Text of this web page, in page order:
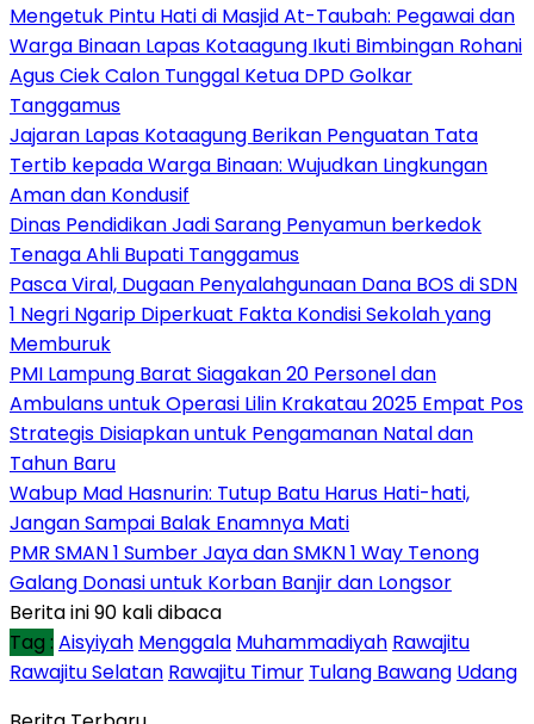
Mengetuk Pintu Hati di Masjid At-Taubah: Pegawai dan
Warga Binaan Lapas Kotaagung Ikuti Bimbingan Rohani
Agus Ciek Calon Tunggal Ketua DPD Golkar
Tanggamus
Jajaran Lapas Kotaagung Berikan Penguatan Tata
Tertib kepada Warga Binaan: Wujudkan Lingkungan
Aman dan Kondusif
Dinas Pendidikan Jadi Sarang Penyamun berkedok
Tenaga Ahli Bupati Tanggamus
Pasca Viral, Dugaan Penyalahgunaan Dana BOS di SDN
1 Negri Ngarip Diperkuat Fakta Kondisi Sekolah yang
Memburuk
PMI Lampung Barat Siagakan 20 Personel dan
Ambulans untuk Operasi Lilin Krakatau 2025 Empat Pos
Strategis Disiapkan untuk Pengamanan Natal dan
Tahun Baru
Wabup Mad Hasnurin: Tutup Batu Harus Hati-hati,
Jangan Sampai Balak Enamnya Mati
PMR SMAN 1 Sumber Jaya dan SMKN 1 Way Tenong
Galang Donasi untuk Korban Banjir dan Longsor
Berita ini 90 kali dibaca
Tag : Aisyiyah Menggala Muhammadiyah Rawajitu
Rawajitu Selatan Rawajitu Timur Tulang Bawang Udang